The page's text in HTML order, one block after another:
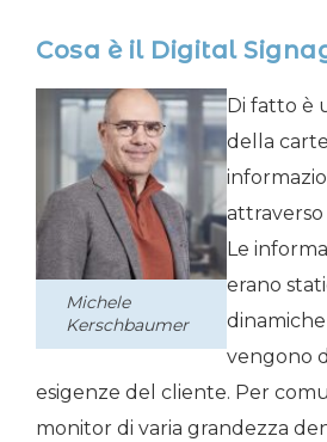
Cosa è il Digital
Michele
Kerschbaumer
Di fatto è
della
attraverso
Le
erano
vengono
esigenze del cliente. Per
monitor di varia grandezza